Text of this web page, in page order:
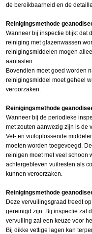
de bereikbaarheid en de
Reinigingsmethode
Wanneer bij inspectie blijkt dat
reiniging met glazenwassen
reinigingsmiddelen mogen
aantasten.
Bovendien moet goed worden
reinigingsmiddel moet geheel
veroorzaken.
Reinigingsmethode
Wanneer bij de periodieke
met zouten aanwezig zijn is de
Vet- en vuiloplossende
moeten worden toegevoegd.
reinigen moet met veel schoon
achtergebleven vuilresten als
kunnen veroorzaken.
Reinigingsmethode
Deze vervuilingsgraad treedt
gereinigd zijn. Bij inspectie zal
vervuiling zal een keuze voor
Bij dikke vettige lagen kan